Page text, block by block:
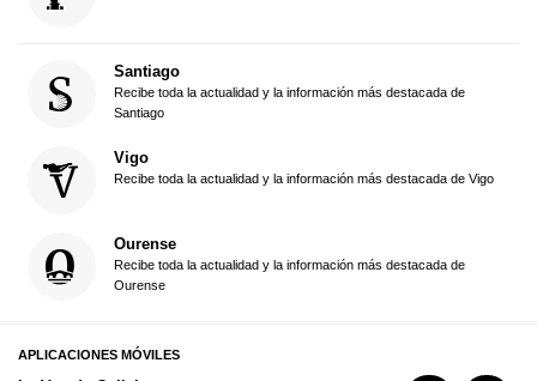
Santiago
Recibe toda la actualidad y la información más destacada de
Santiago
Vigo
Recibe toda la actualidad y la información más destacada de Vigo
Ourense
Recibe toda la actualidad y la información más destacada de
Ourense
APLICACIONES MÓVILES